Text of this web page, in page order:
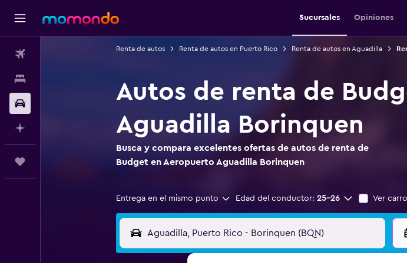
Sucursales Opiniones
Renta de autos Renta de autos en Puerto Rico Renta de autos en Aguadilla
Autos de renta de
Aguadilla Borinquen
Busca y compara excelentes ofertas de autos de renta de
Budget en Aeropuerto Aguadilla Borinquen
Entrega en el mismo punto Edad del conductor: 25-26 Ver